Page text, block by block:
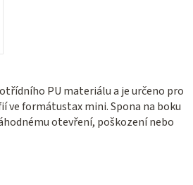
PU materiálu a je určeno pro
ve formátustax mini. Spona na boku
otevření, poškození nebo